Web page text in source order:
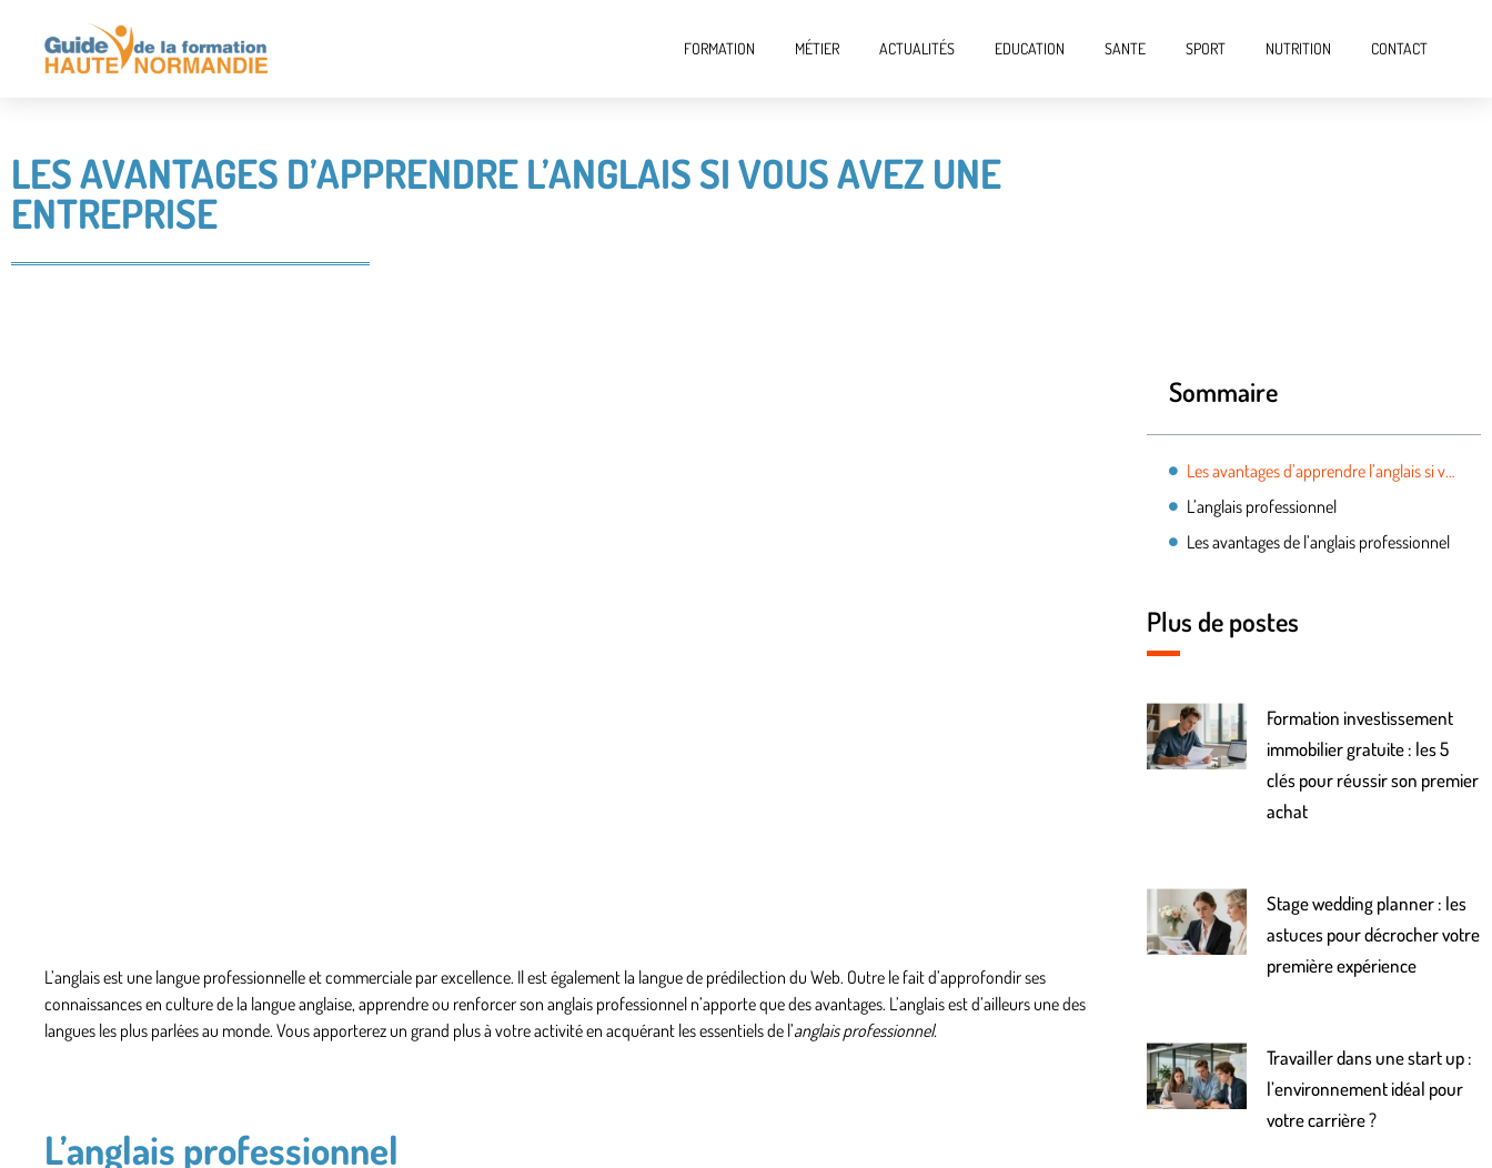
FORMATION MÉTIER ACTUALITÉS EDUCATION SANTE SPORT NUTRITION CONTACT
LES AVANTAGES D’APPRENDRE L’ANGLAIS SI VOUS AVEZ UNE
ENTREPRISE
L’anglaisest une langue professionnelle et commerciale par excellence. Il est également la langue de prédilection du Web. Outre le fait d’approfondir ses
connaissances en culture de la langue anglaise, apprendre ou renforcer son anglais professionnel n’apporte que des avantages. L’anglais est d’ailleurs une des
langues les plus parlées au monde. Vous apporterez un grand plus à votre activité en acquérant les essentiels de l’anglais professionnel.
L’anglais professionnel
Sommaire
Les avantages d’apprendre l’anglais si vous avez une entreprise
L’anglais professionnel
Les avantages de l’anglais professionnel
Plus de postes
Formation investissement
immobilier gratuite : les 5
clés pour réussir son premier
achat
Stage wedding planner : les
astuces pour décrocher votre
première expérience
Travailler dans une start up :
l’environnement idéal pour
votre carrière ?